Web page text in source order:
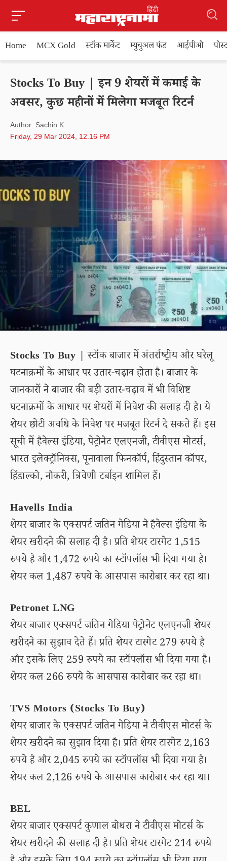
Home MCX Gold स्टॉक मार्केट म्युचुअल फंड आईपीओ
Stocks To Buy | इन 9 शेयरों में कमाई के
अवसर, कुछ महीनों में मिलेगा मजबूत रिटर्न
Author: Sachin K
Friday, 29 Mar 2024, 12.16 PM
Stocks To Buy | स्टॉक बाजार में अंतर्राष्ट्रीय और घरेलू
घटनाक्रमों के आधार पर उतार-चढ़ाव होता है। बाजार के
जानकारों ने बाजार की बड़ी उतार-चढ़ाव में भी विशिष्ट
घटनाक्रमों के आधार पर शेयरों में निवेश की सलाह दी है। ये
शेयर छोटी अवधि के निवेश पर मजबूत रिटर्न दे सकते हैं। इस
सूची में हैवेल्स इंडिया, पेट्रोनेट एलएनजी, टीवीएस मोटर्स,
भारत इलेक्ट्रॉनिक्स, पूनावाला फिनकॉर्प, हिंदुस्तान कॉपर,
हिंडाल्को, नौकरी, त्रिवेणी टर्बाइन शामिल हैं।
Havells India
शेयर बाजार के एक्सपर्ट जतिन गेडिया ने हैवेल्स इंडिया के
शेयर खरीदने की सलाह दी है। प्रति शेयर टारगेट 1,515
रुपये है और 1,472 रुपये का स्टॉपलॉस भी दिया गया है।
शेयर कल 1,487 रुपये के आसपास कारोबार कर रहा था।
Petronet LNG
शेयर बाजार एक्सपर्ट जतिन गेडिया पेट्रोनेट एलएनजी शेयर
खरीदने का सुझाव देते हैं। प्रति शेयर टारगेट 279 रुपये है
और इसके लिए 259 रुपये का स्टॉपलॉस भी दिया गया है।
शेयर कल 266 रुपये के आसपास कारोबार कर रहा था।
TVS Motors (Stocks To Buy)
शेयर बाजार के एक्सपर्ट जतिन गेडिया ने टीवीएस मोटर्स के
शेयर खरीदने का सुझाव दिया है। प्रति शेयर टारगेट 2,163
रुपये है और 2,045 रुपये का स्टॉपलॉस भी दिया गया है।
शेयर कल 2,126 रुपये के आसपास कारोबार कर रहा था।
BEL
शेयर बाजार एक्सपर्ट कुणाल बोथरा ने टीवीएस मोटर्स के
शेयर खरीदने की सलाह दी है। प्रति शेयर टारगेट 214 रुपये